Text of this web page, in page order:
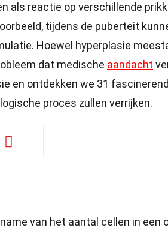
als reactie op verschillende
tijdens de puberteit
Hoewel hyperplasie
dat medische aandacht
en ontdekken we 31
proces zullen verrijken.
van het aantal cellen in een